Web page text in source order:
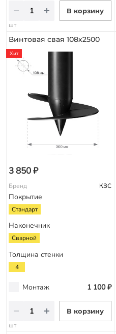
В корзину
шт
Винтовая свая 108х2500
Хит
3 850 ₽
Бренд КЗС
Покрытие
Стандарт
Наконечник
Сварной
Толщина стенки
4
Монтаж 1 100 ₽
В корзину
шт